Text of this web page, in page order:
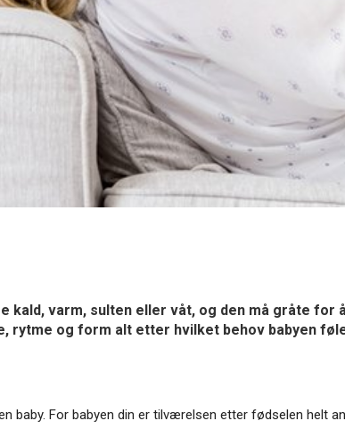
kald, varm, sulten eller våt, og den må gråte
rytme og form alt etter hvilket behov babyen
baby. For babyen din er tilværelsen etter fødselen helt